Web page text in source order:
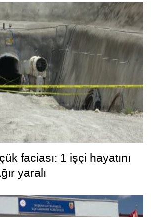
faciası: 1 işçi hayatını
yaralı